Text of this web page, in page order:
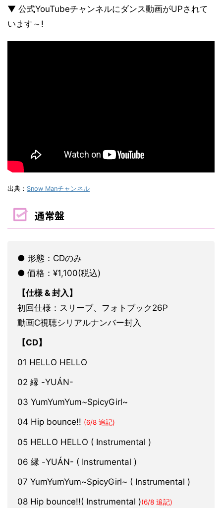
▼ 公式YouTubeチャンネルにダンス動画がUPされて
います～!
出典： Snow Manチャンネル
通常盤
● 形態：CDのみ
● 価格：¥1,100(税込)
【仕様 & 封入】
初回仕様：スリーブ、フォトブック26P
動画C視聴シリアルナンバー封入
【CD】
01 HELLO HELLO
02 縁 -YUÁN-
03 YumYumYum~SpicyGirl~
04 Hip bounce!! (6/8 追記)
05 HELLO HELLO ( Instrumental )
06 縁 -YUÁN- ( Instrumental )
07 YumYumYum~SpicyGirl~ ( Instrumental )
08 Hip bounce!!( Instrumental )(6/8 追記)